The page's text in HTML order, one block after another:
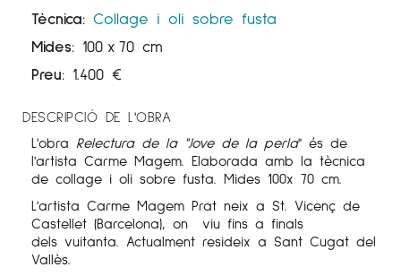
Tècnica: Collage i oli sobre fusta
Mides: 100 x 70 cm
Preu: 1.400 €
DESCRIPCIÓ DE L'OBRA
L'obra Relectura de la "Jove de la perla" és de
l'artista Carme Magem. Elaborada amb la tècnica
de collage i oli sobre fusta. Mides 100x 70 cm.
L'artista Carme Magem Prat neix a St. Vicenç de
Castellet (Barcelona), on viu fins a finals
dels vuitanta. Actualment resideix a Sant Cugat del
Vallès.